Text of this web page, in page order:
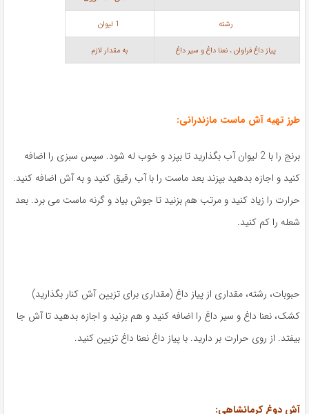
رشته
پیاز داغ فراوان ، نعنا داغ و سیر داغ به مقدار لازم
طرز تهیه آش ماست مازندرانی:
برنج را با 2 لیوان آب بگذارید تا بپزد و خوب له شود. سپس سبزی را اضافه
کنید و اجازه بدهید بپزند بعد ماست را با آب رقیق کنید و به آش اضافه کنید.
حرارت را زیاد کنید و مرتب هم بزنید تا جوش بیاد و گرنه ماست می برد. بعد
شعله را کم کنید.
حبوبات، رشته، مقداری از پیاز داغ (مقداری برای تزیین آش کنار بگذارید)
کشک، نعنا داغ و سیر داغ را اضافه کنید و هم بزنید و اجازه بدهید تا آش جا
بیفتد. از روی حرارت بر دارید. با پیاز داغ نعنا داغ تزیین کنید.
آش دوغ کرمانشاهی: